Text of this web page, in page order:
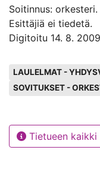
Soitinnus: orkesteri.
Esittäjiä ei tiedetä.
Digitoitu 14. 8. 2009
LAULELMAT -
SOVITUKSET -
Tietueen